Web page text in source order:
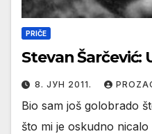
PRIČE
Stevan Šarčević:
8. ЈУН 2011.
Bio sam još golobrado
što mi je oskudno